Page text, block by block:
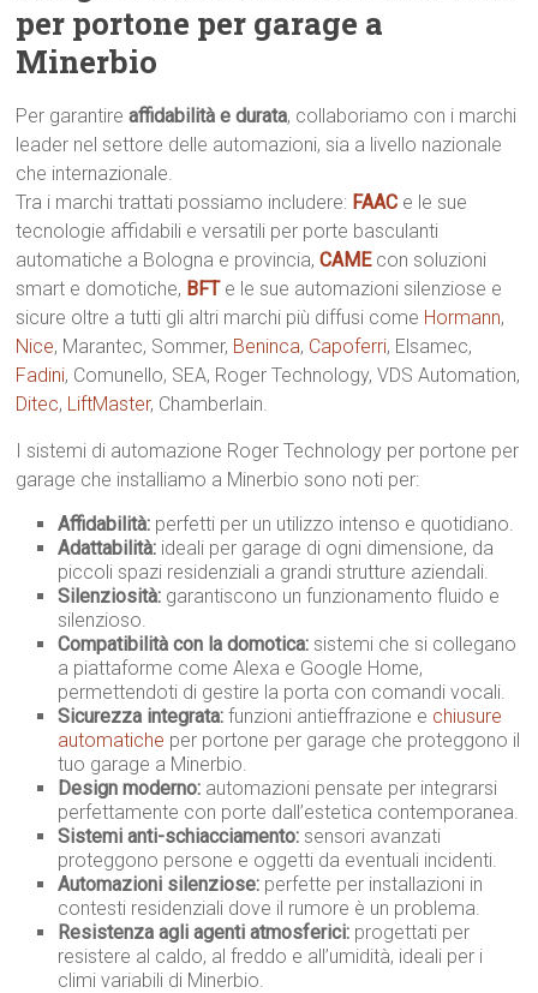
per portone per garage a
Minerbio
Per garantireaffidabilità e durata, collaboriamo con i marchi
leader nel settore delle automazioni, sia a livello nazionale
che internazionale.
Tra i marchi trattati possiamo includere: FAAC e le sue
tecnologie affidabili e versatili per porte basculanti
automatiche a Bologna e provincia,CAME con soluzioni
smart e domotiche, BFT e le sue automazioni silenziose e
sicure oltre a tutti gli altri marchi più diffusi come Hormann,
Nice, Marantec, Sommer, Beninca, Capoferri, Elsamec,
Fadini, Comunello, SEA, Roger Technology, VDS Automation,
Ditec, LiftMaster, Chamberlain.
I sistemi di automazione Roger Technology per portone per
garage che installiamo a Minerbio sono noti per:
Affidabilità: perfetti per un utilizzo intenso e quotidiano.
Adattabilità: ideali per garage di ogni dimensione, da
piccoli spazi residenziali a grandi strutture aziendali.
Silenziosità: garantiscono un funzionamento fluido e
silenzioso.
Compatibilità con la domotica: sistemi che si collegano
a piattaforme come Alexa e Google Home,
permettendoti di gestire la porta con comandi vocali.
Sicurezza integrata: funzioni antieffrazione e chiusure
automatiche per portone per garage che proteggono il
tuo garage a Minerbio.
Design moderno: automazioni pensate per integrarsi
perfettamente con porte dall’estetica contemporanea.
Sistemi anti-schiacciamento: sensori avanzati
proteggono persone e oggetti da eventuali incidenti.
Automazioni silenziose: perfette per installazioni in
contesti residenziali dove il rumore è un problema.
Resistenza agli agenti atmosferici: progettati per
resistere al caldo, al freddo e all’umidità, ideali per i
climi variabili di Minerbio.